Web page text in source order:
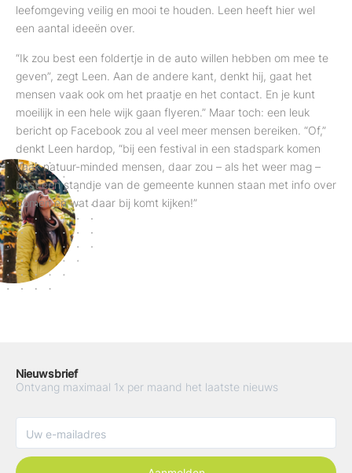
leefomgeving veilig en mooi te houden. Leen heeft hier wel
een aantal ideeën over.
“Ik zou best een foldertje in de auto willen hebben om mee te
geven”, zegt Leen. Aan de andere kant, denkt hij, gaat het
mensen vaak ook om het praatje en het contact. En je kunt
moeilijk in een hele wijk gaan flyeren.” Maar toch: een leuk
bericht op Facebook zou al veel meer mensen bereiken. “Of,”
denkt Leen hardop, “bij een festival in een stadspark komen
vaak natuur-minded mensen, daar zou – als het weer mag –
best een standje van de gemeente kunnen staan met info over
bomen en wat daar bij komt kijken!”
Nieuwsbrief
Ontvang maximaal 1x per maand het laatste nieuws